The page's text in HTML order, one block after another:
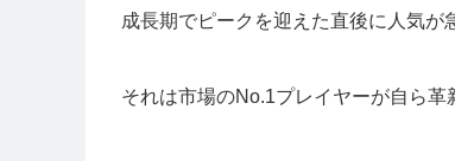
成長期でピークを迎えた直後に人気が
それは市場のNo.1プレイヤーが自ら革